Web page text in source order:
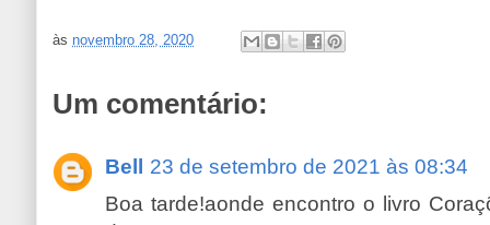
às novembro 28, 2020
Um comentário:
Bell
23 de setembro de 2021 às 08:34
Boa tarde!aonde encontro o livro